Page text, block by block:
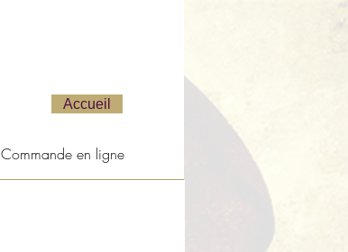
Accueil
Commande en ligne